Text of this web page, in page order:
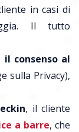
in casi di
Il tutto
il consenso al
sulla Privacy),
, il cliente
a barre, che